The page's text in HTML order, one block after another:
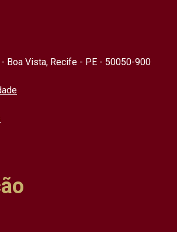
- Boa Vista, Recife - PE - 50050-900